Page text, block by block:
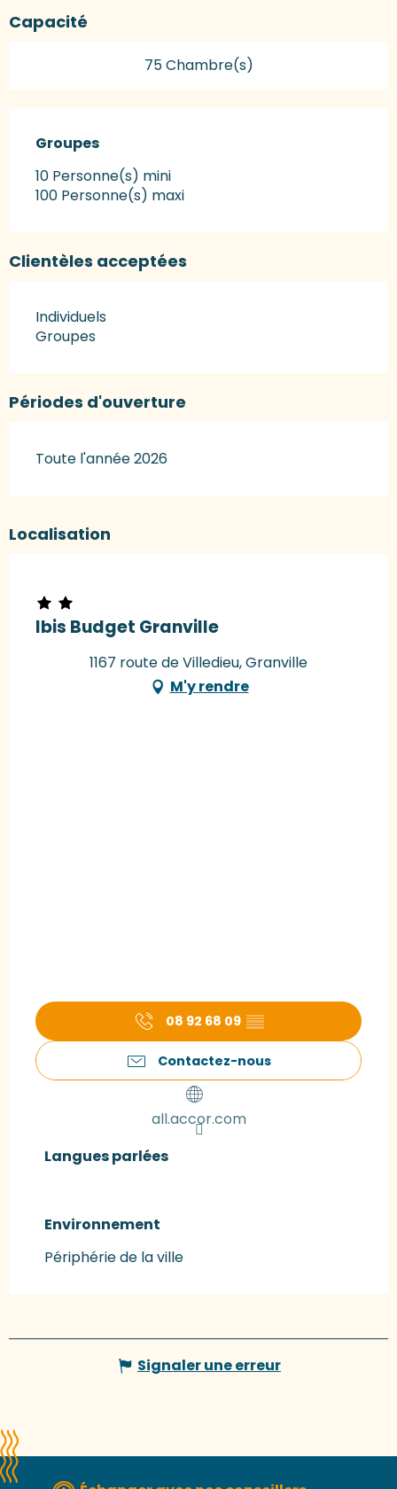
Capacité
75 Chambre(s)
Groupes
Groupes
10 Personne(s) mini
100 Personne(s) maxi
Clientèles acceptées
Individuels
Groupes
Périodes d'ouverture
Toute l'année 2026
Localisation
Ibis Budget Granville
1167 route de Villedieu, Granville
M'y rendre
08 92 68 09 ▒▒
Contactez-nous
all.accor.com
Langues parlées
Langues parlées
Environnement
Environnement
Périphérie de la ville
Signaler une erreur